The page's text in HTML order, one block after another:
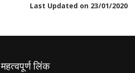
Last Updated on 23/01/2020
महत्वपूर्ण लिंक